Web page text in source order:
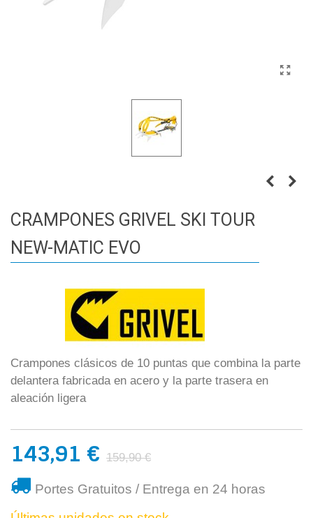
CRAMPONES GRIVEL SKI TOUR
NEW-MATIC EVO
Crampones clásicos de 10 puntas que combina la parte
delantera fabricada en acero y la parte trasera en
aleación ligera
143,91 € 159,90 €
Portes Gratuitos / Entrega en 24 horas